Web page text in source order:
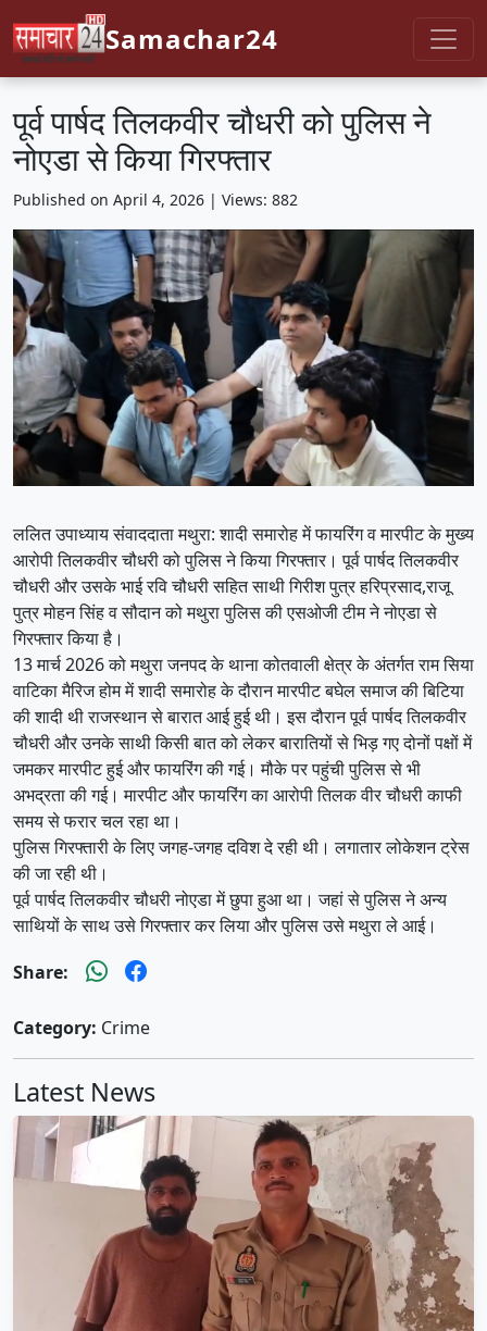
Samachar24
पूर्व पार्षद तिलकवीर चौधरी को पुलिस ने
नोएडा से किया गिरफ्तार
Published on April 4, 2026 | Views: 882
ललित उपाध्याय संवाददाता मथुरा: शादी समारोह में फायरिंग व मारपीट के मुख्य
आरोपी तिलकवीर चौधरी को पुलिस ने किया गिरफ्तार। पूर्व पार्षद तिलकवीर
चौधरी और उसके भाई रवि चौधरी सहित साथी गिरीश पुत्र हरिप्रसाद,राजू
पुत्र मोहन सिंह व सौदान को मथुरा पुलिस की एसओजी टीम ने नोएडा से
गिरफ्तार किया है।
13 मार्च 2026 को मथुरा जनपद के थाना कोतवाली क्षेत्र के अंतर्गत राम सिया
वाटिका मैरिज होम में शादी समारोह के दौरान मारपीट बघेल समाज की बिटिया
की शादी थी राजस्थान से बारात आई हुई थी। इस दौरान पूर्व पार्षद तिलकवीर
चौधरी और उनके साथी किसी बात को लेकर बारातियों से भिड़ गए दोनों पक्षों में
जमकर मारपीट हुई और फायरिंग की गई। मौके पर पहुंची पुलिस से भी
अभद्रता की गई। मारपीट और फायरिंग का आरोपी तिलक वीर चौधरी काफी
समय से फरार चल रहा था।
पुलिस गिरफ्तारी के लिए जगह-जगह दविश दे रही थी। लगातार लोकेशन ट्रेस
की जा रही थी।
पूर्व पार्षद तिलकवीर चौधरी नोएडा में छुपा हुआ था। जहां से पुलिस ने अन्य
साथियों के साथ उसे गिरफ्तार कर लिया और पुलिस उसे मथुरा ले आई।
Share:
Category: Crime
Latest News